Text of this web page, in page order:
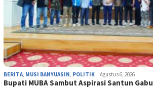
BERITA MUSI BANYUASIN POLITIK Agustus 6, 2026
Bupati MUBA Sambut Aspirasi Santun